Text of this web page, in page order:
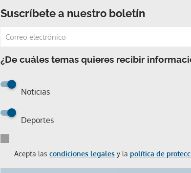
Suscríbete a nuestro boletín
¿De cuáles temas quieres recibir
Noticias
Deportes
Acepta las condiciones legales y la política de